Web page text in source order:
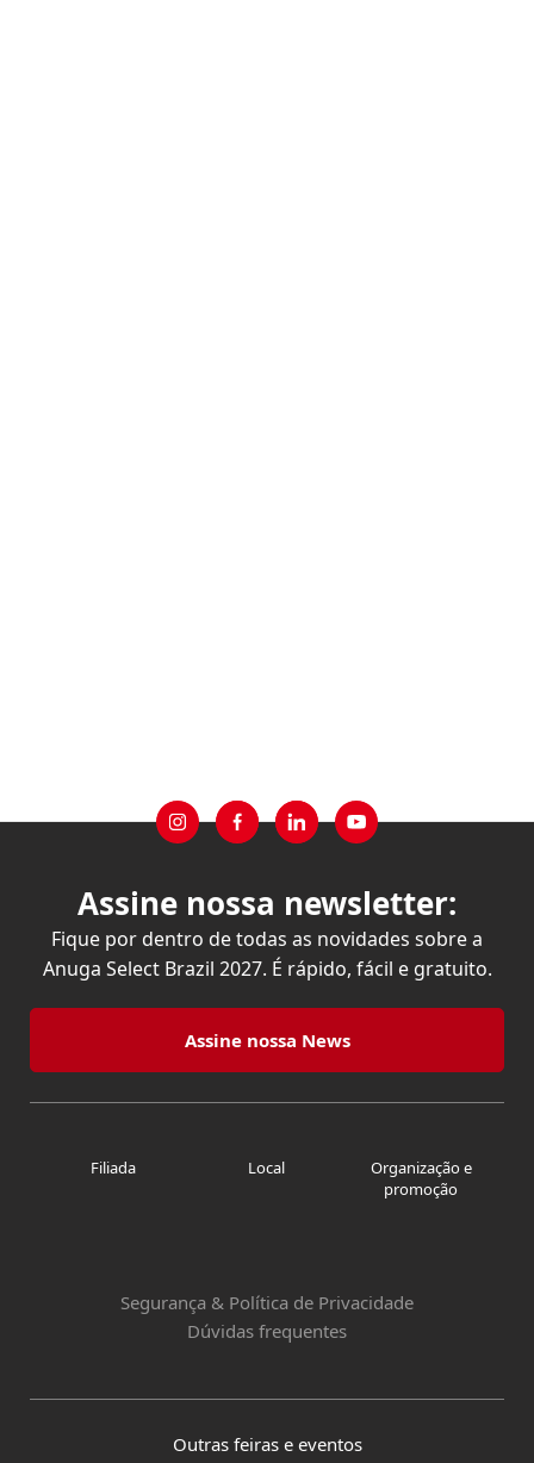
Assine nossa newsletter:
Fique por dentro de todas as novidades sobre a
Anuga Select Brazil 2027. É rápido, fácil e gratuito.
Assine nossa News
Segurança & Política de Privacidade
Dúvidas frequentes
Filiada Local
Organização e
promoção
Outras feiras e eventos